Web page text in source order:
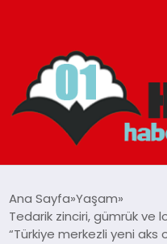
ADANA
Ana Sayfa Yaşam
Tedarik zinciri, gümrük ve
“Türkiye merkezli yeni aks